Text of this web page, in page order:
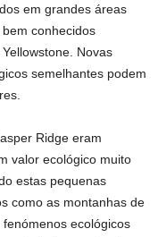
em grandes áreas
conhecidos
Novas
semelhantes podem
Ridge eram
valor ecológico muito
estas pequenas
como as montanhas de
ecológicos